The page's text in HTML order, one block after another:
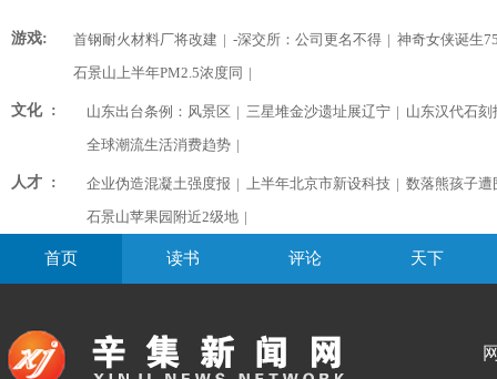
游戏: 首钢耐火材料厂将改建 | -深交所：公司更名不得 | 神奇女侠诞生
石景山上半年PM2.5浓度同 |
文化 : 山东出台条例：风景区 | 三星堆金沙遗址展辽宁 | 山东汉代石刻
全球潮流生活消费趋势 |
人才 : 企业伪造混凝土强度报 | 上半年北京市新设科技 | 数落熊孩子遭
石景山苹果园附近2级地 |
首页 读书 评论 天下